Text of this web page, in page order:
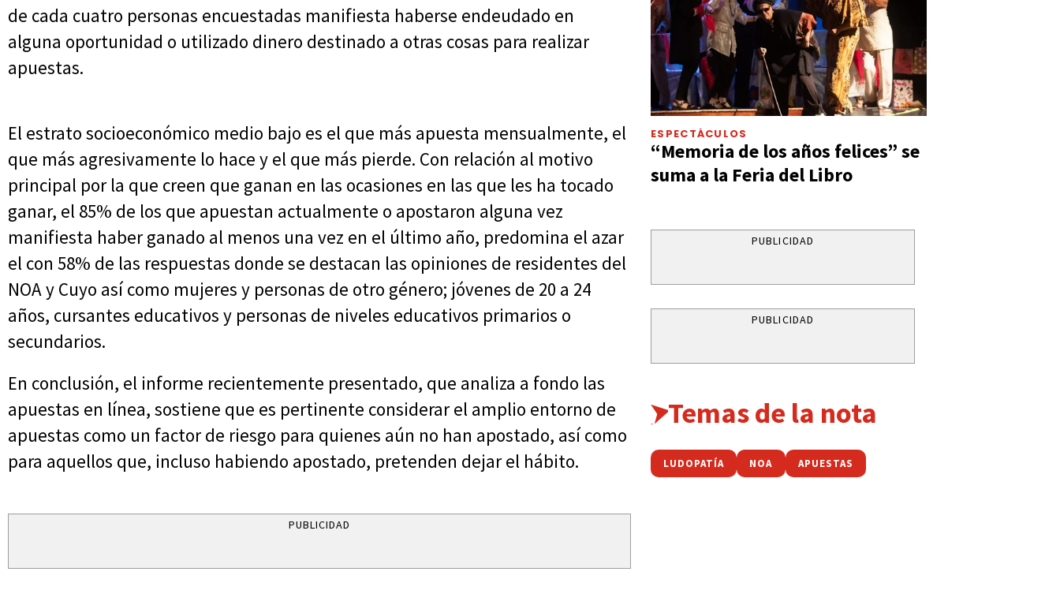
de cada cuatro personas encuestadas manifiesta haberse endeudado en
alguna oportunidad o utilizado dinero destinado a otras cosas para realizar
apuestas.
El estrato socioeconómico medio bajo es el que más apuesta mensualmente, el
que más agresivamente lo hace y el que más pierde. Con relación al motivo
principal por la que creen que ganan en las ocasiones en las que les ha tocado
ganar, el 85% de los que apuestan actualmente o apostaron alguna vez
manifiesta haber ganado al menos una vez en el último año, predomina el azar
el con 58% de las respuestas donde se destacan las opiniones de residentes del
NOA y Cuyo así como mujeres y personas de otro género; jóvenes de 20 a 24
años, cursantes educativos y personas de niveles educativos primarios o
secundarios.
En conclusión, el informe recientemente presentado, que analiza a fondo las
apuestas en línea, sostiene que es pertinente considerar el amplio entorno de
apuestas como un factor de riesgo para quienes aún no han apostado, así como
para aquellos que, incluso habiendo apostado, pretenden dejar el hábito.
PUBLICIDAD
ESPECTÁCULOS
“Memoria de los años felices” se
suma a la Feria del Libro
PUBLICIDAD
PUBLICIDAD
Temas de la nota
LUDOPATÍA NOA APUESTAS